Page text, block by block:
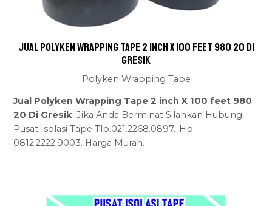
Jual Polyken Wrapping Tape 2 inch X 100 feet 980 20 Di
Gresik
Polyken Wrapping Tape
Jual Polyken Wrapping Tape 2 inch X 100 feet 980
20 Di Gresik. Jika Anda Berminat Silahkan Hubungi
Pusat Isolasi Tape Tlp.021.2268.0897.-Hp.
0812.2222.9003. Harga Murah.